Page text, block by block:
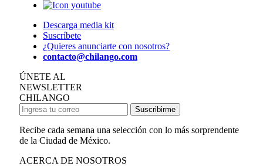
Descarga media kit
Suscríbete
¿Quieres anunciarte con nosotros?
contacto@chilango.com
ÚNETE AL
NEWSLETTER
CHILANGO
Suscribirme
Recibe cada semana una selección con lo más sorprendente
de la Ciudad de México.
ACERCA DE NOSOTROS